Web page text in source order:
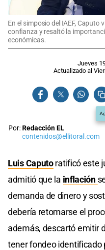
En el simposio del IAEF,
confianza y resaltó la
económicas.
Jueves
Actualizado al
Por:Redacción EL
contenidos@ellitoral.com
Luis Caputoratificó este
admitió que la inflación
demanda de dinero y
debería retomarse el
además, descartó emitir
tener fondeo identificado